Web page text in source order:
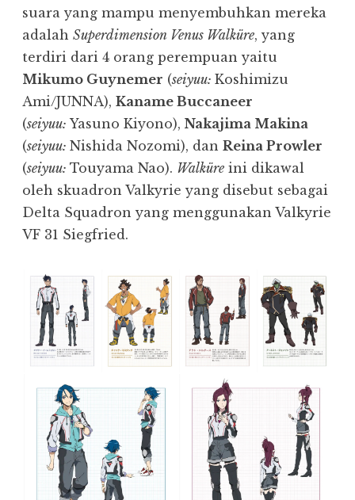
suara yang mampu menyembuhkan mereka
adalah Superdimension Venus Walküre, yang
terdiri dari 4 orang perempuan yaitu
Mikumo Guynemer (seiyuu: Koshimizu
Ami/JUNNA), Kaname Buccaneer
(seiyuu: Yasuno Kiyono), Nakajima Makina
(seiyuu: Nishida Nozomi), dan Reina Prowler
(seiyuu: Touyama Nao). Walküre ini dikawal
oleh skuadron Valkyrie yang disebut sebagai
Delta Squadron yang menggunakan Valkyrie
VF 31 Siegfried.